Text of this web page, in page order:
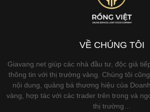
VỀ CHÚNG TÔI
Giavang.net giúp các nhà đầu tư, độc giả
thông tin với thị trường vàng. Chúng tôi
nội dung, quảng bá thương hiệu của
vàng, hợp tác với các trader trên trong và
thị trường…